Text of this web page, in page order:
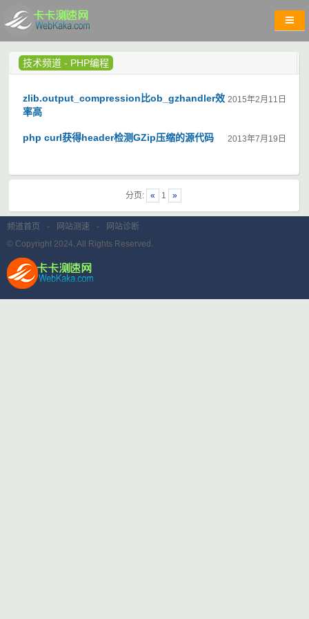
技术频道 - PHP编程
2015年2月11日
zlib.output_compression比ob_gzhandler效
率高
2013年7月19日
php curl获得header检测GZip压缩的源代码
分页: « 1 »
频道首页 - 网站测速 -
网站诊断
© Copyright 2024. All Rights Reserved.